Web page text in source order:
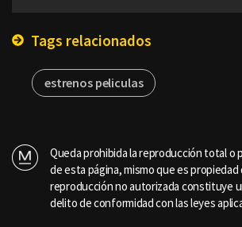
Tags relacionados
estrenos peliculas
Queda prohibida la reproducción total o
de esta página, mismo que es propiedad
reproducción no autorizada constituye
delito de conformidad con las leyes